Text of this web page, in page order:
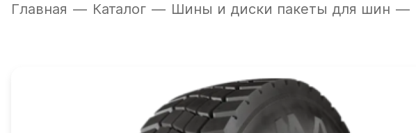
Главная — Каталог — Шины и диски пакеты для шин —